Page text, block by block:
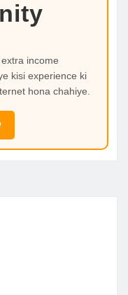
income
kisi experience ki
hona chahiye.